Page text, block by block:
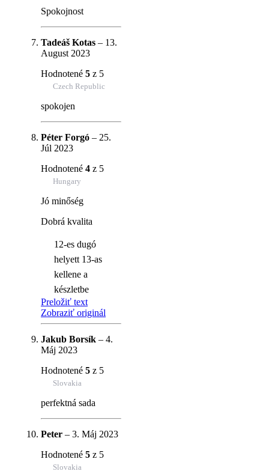
Spokojnost
Tadeáš Kotas – 13.
August 2023
Hodnotené 5 z 5
Czech Republic
spokojen
Péter Forgó – 25.
Júl 2023
Hodnotené 4 z 5
Hungary
Jó minőség
Dobrá kvalita
12-es dugó
helyett 13-as
kellene a
készletbe
Preložiť text
Zobraziť originál
Jakub Borsík – 4.
Máj 2023
Hodnotené 5 z 5
Slovakia
perfektná sada
Peter – 3. Máj 2023
Hodnotené 5 z 5
Slovakia